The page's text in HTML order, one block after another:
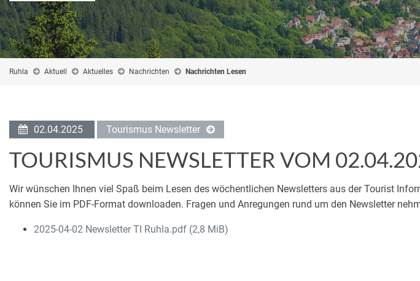
Ruhla Aktuell Aktuelles Nachrichten Nachrichten Lesen
02.04.2025 Tourismus Newsletter
TOURISMUS NEWSLETTER VOM
Wir wünschen Ihnen viel Spaß beim Lesen des wöchentlichen Newsletters aus der Tourist
können Sie im PDF-Format downloaden. Fragen und Anregungen rund um den Newsletter
2025-04-02 Newsletter TI Ruhla.pdf (2,8 MiB)